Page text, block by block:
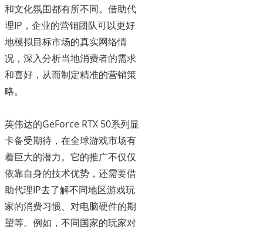
和文化氛围都有所不同。借助代
理IP，企业的营销团队可以更好
地模拟目标市场的真实网络情
况，深入分析当地消费者的需求
和喜好，从而制定精准的营销策
略。
英伟达的GeForce RTX 50系列显
卡备受期待，在全球游戏市场有
着巨大的潜力。它的推广不仅仅
依靠自身的技术优势，还需要借
助代理IP去了解不同地区游戏玩
家的消费习惯、对电脑硬件的期
望等。例如，不同国家的玩家对